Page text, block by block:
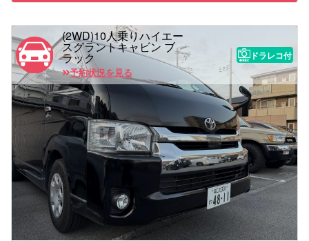
(2WD)10人乗りハイエー
スグラントキャビン ブ
ラック
予約状況を見る
ドラレコ付